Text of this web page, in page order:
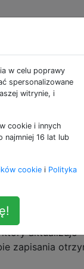
jest, że
sposób, aby
naprawić błąd w
który aktualizuje
zapisania
w celu poprawy
spersonalizowane
witrynie, i
cookie i innych
najmniej 16 lat lub
cookie i Polityka